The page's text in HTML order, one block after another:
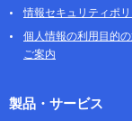
情報セキュリティポ
個人情報の利用目的
ご案内
製品・サービス